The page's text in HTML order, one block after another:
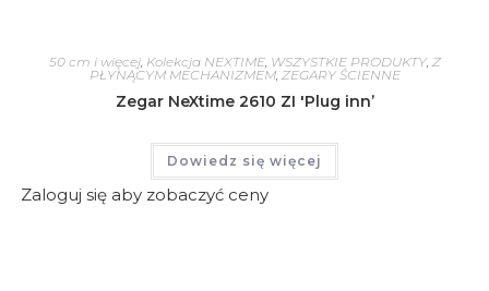
50 cm i więcej, Kolekcja NEXTIME, WSZYSTKIE PRODUKTY, Z
PŁYNĄCYM MECHANIZMEM, ZEGARY ŚCIENNE
Zegar NeXtime 2610 ZI 'Plug inn’
Dowiedz się więcej
Zaloguj się aby zobaczyć ceny